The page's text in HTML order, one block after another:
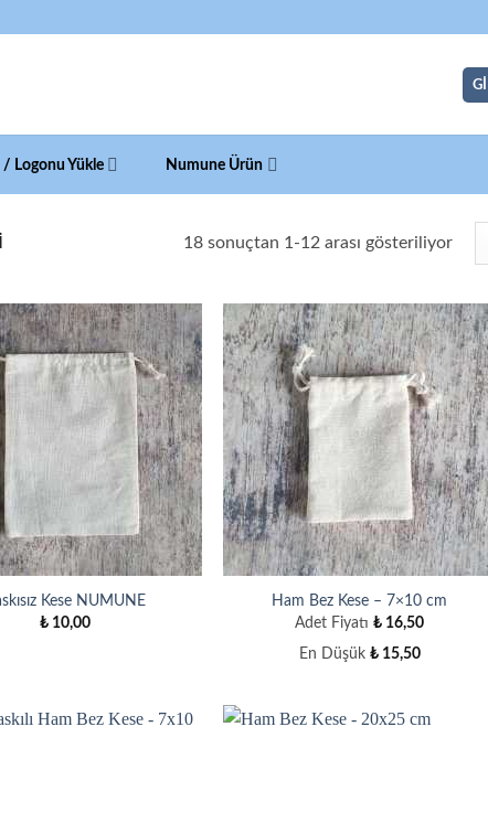
/ Logonu Yükle Numune Ürün
18 sonuçtan 1-12 arası gösteriliyor
göre
Kese NUMUNE
₺ 10,00
Ham Bez Kese – 7×10 cm
Adet Fiyatı₺ 16,50
En Düşük ₺15,50